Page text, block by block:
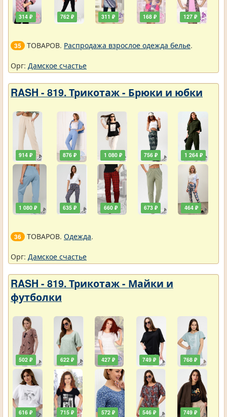
314 ₽ 762 ₽ 311 ₽ 168 ₽ 127 ₽
35 ТОВАРОВ. Распродажа взрослое одежда белье.
Орг: Дамское счастье
RASH - 819. Трикотаж - Брюки и юбки
914 ₽
1 080 ₽
876 ₽
635 ₽
1 080 ₽
660 ₽
756 ₽
673 ₽
1 264 ₽
464 ₽
36 ТОВАРОВ. Одежда.
Орг: Дамское счастье
RASH - 819. Трикотаж - Майки и
футболки
502 ₽
616 ₽
622 ₽
715 ₽
427 ₽
572 ₽
749 ₽
546 ₽
768 ₽
749 ₽